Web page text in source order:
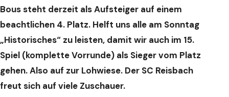
Bous steht derzeit als Aufsteiger auf einem
beachtlichen 4. Platz. Helft uns alle am Sonntag
„Historisches“ zu leisten, damit wir auch im 15.
Spiel (komplette Vorrunde) als Sieger vom Platz
gehen. Also auf zur Lohwiese. Der SC Reisbach
freut sich auf viele Zuschauer.